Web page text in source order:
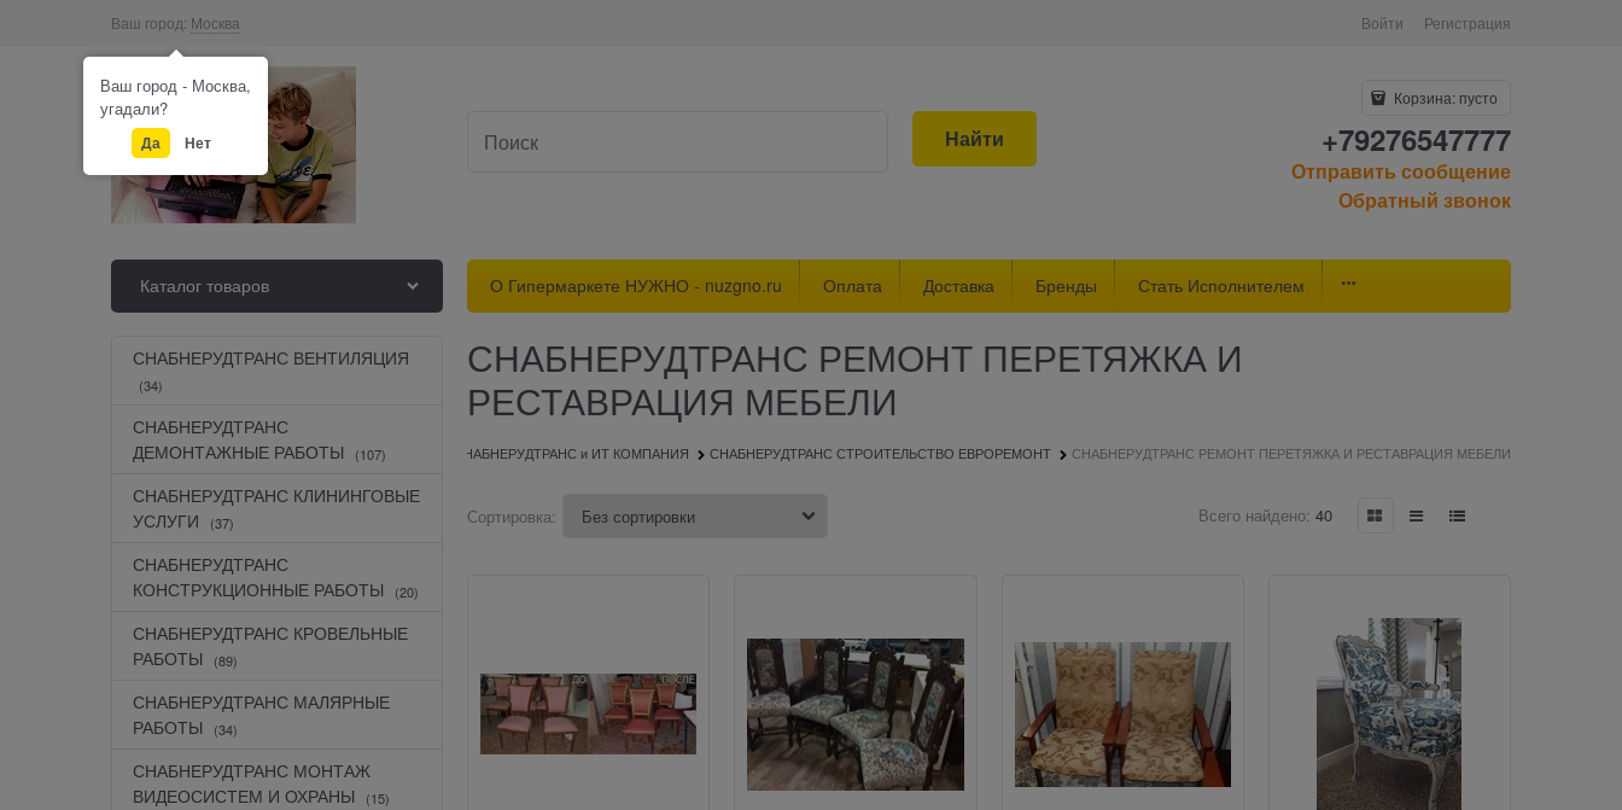
Ваш город: Москва Войти Регистрация
Найти
Корзина: пусто
+79276547777
Отправить сообщение
Обратный звонок
Каталог товаров О Гипермаркете НУЖНО - nuzgno.ru Оплата Доставка Бренды Стать Исполнителем
СНАБНЕРУДТРАНС ВЕНТИЛЯЦИЯ
(34)
СНАБНЕРУДТРАНС
ДЕМОНТАЖНЫЕ РАБОТЫ
(107)
СНАБНЕРУДТРАНС КЛИНИНГОВЫЕ
УСЛУГИ
(37)
СНАБНЕРУДТРАНС
КОНСТРУКЦИОННЫЕ РАБОТЫ
(20)
СНАБНЕРУДТРАНС КРОВЕЛЬНЫЕ
РАБОТЫ
(89)
СНАБНЕРУДТРАНС МАЛЯРНЫЕ
РАБОТЫ
(34)
СНАБНЕРУДТРАНС МОНТАЖ
ВИДЕОСИСТЕМ И ОХРАНЫ
(15)
СНАБНЕРУДТРАНС РЕМОНТ ПЕРЕТЯЖКА И
РЕСТАВРАЦИЯ МЕБЕЛИ
Каталог Интернет - гипермаркета "НУЖНО " Nuzgno.ru ЛОГИСТИКА СНАБНЕРУДТРАНС и ИТ КОМПАНИЯ СНАБНЕРУДТРАНС СТРОИТЕЛЬСТВО ЕВРОРЕМОНТ СНАБНЕРУДТРАНС РЕМОНТ ПЕРЕТЯЖКА И РЕСТАВРАЦИЯ МЕБЕЛИ
Сортировка: Всего найдено: 40
Ваш город - Москва,
угадали?
Да Нет